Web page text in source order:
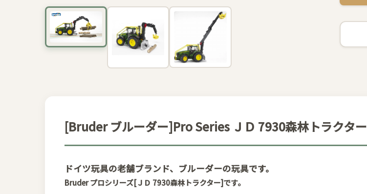
[Bruder ブルーダー]Pro Series ＪＤ 7930森林トラクター
ドイツ玩具の老舗ブランド、ブルーダーの玩具です。
Bruder プロシリーズ[ＪＤ 7930森林トラクター]です。